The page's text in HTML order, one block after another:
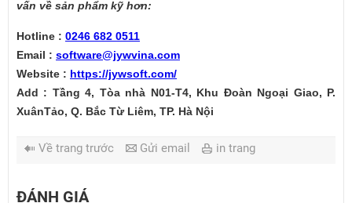
vấn về sản phẩm kỹ hơn:
Hotline : 0246 682 0511
Email : software@jywvina.com
Website : https://jywsoft.com/
Add : Tầng 4, Tòa nhà N01-T4, Khu Đoàn Ngoại Giao, P.
XuânTảo, Q. Bắc Từ Liêm, TP. Hà Nội
Về trang trước Gửi email in trang
ĐÁNH GIÁ